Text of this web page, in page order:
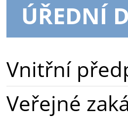
ÚŘEDNÍ
Vnitřní
Veřejné